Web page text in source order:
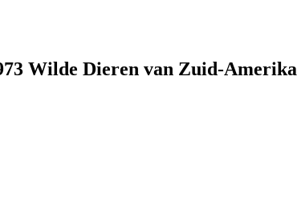
Wilde Dieren van Zuid-Amerika